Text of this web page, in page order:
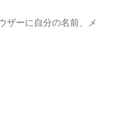
ザーに自分の名前、メ